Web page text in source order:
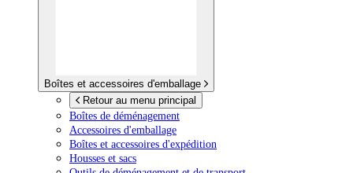
Boîtes et accessoires d'emballage
Retour au menu principal
Boîtes de déménagement
Accessoires d'emballage
Boîtes et accessoires d'expédition
Housses et sacs